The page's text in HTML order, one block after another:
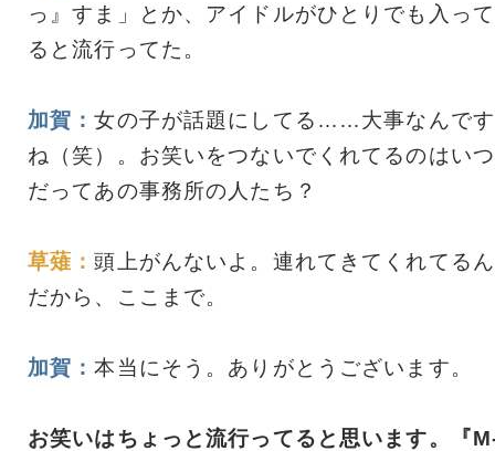
っ』すま」とか、アイドルがひとりでも入って
ると流行ってた。
加賀：女の子が話題にしてる……大事なんです
ね（笑）。お笑いをつないでくれてるのはいつ
だってあの事務所の人たち？
草薙：頭上がんないよ。連れてきてくれてるん
だから、ここまで。
加賀：本当にそう。ありがとうございます。
お笑いはちょっと流行ってると思います。『